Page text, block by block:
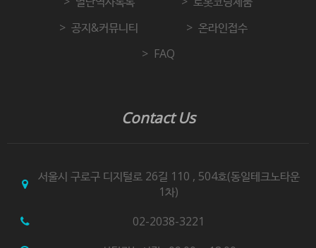
공지&커뮤니티
온라인접수
FAQ
Contact Us
서울시 구로구 디지털로 26길 110 , 504호(동일테크노타운
1차)
02-2038-3221